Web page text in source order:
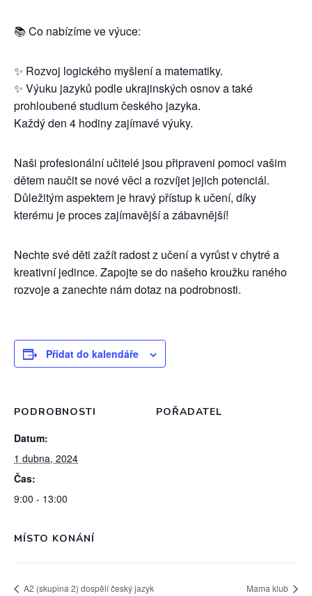
📚 Co nabízíme ve výuce:
✨ Rozvoj logického myšlení a matematiky.
✨ Výuku jazyků podle ukrajinských osnov a také
prohloubené studium českého jazyka.
Každý den 4 hodiny zajímavé výuky.
Naši profesionální učitelé jsou připraveni pomoci vašim
dětem naučit se nové věci a rozvíjet jejich potenciál.
Důležitým aspektem je hravý přístup k učení, díky
kterému je proces zajímavější a zábavnější!
Nechte své děti zažít radost z učení a vyrůst v chytré a
kreativní jedince. Zapojte se do našeho kroužku raného
rozvoje a zanechte nám dotaz na podrobnosti.
Přidat do kalendáře
PODROBNOSTI
Datum:
1 dubna, 2024
Čas:
9:00 - 13:00
POŘADATEL
MÍSTO KONÁNÍ
A2 (skupina 2) dospělí český jazyk Mama klub